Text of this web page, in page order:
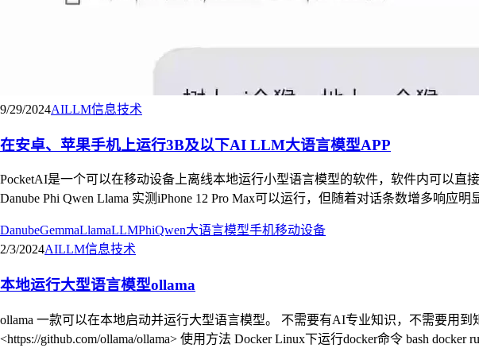
9/29/2024AILLM信息技术
在安卓、苹果手机上运行3B及以下AI LLM大语言模型APP
PocketAI是一个可以在移动设备上离线本地运行小型语言模型的软件，软件内可以直
Danube Phi Qwen Llama 实测iPhone 12 Pro Max可以运行，但随着对话条数增多响
DanubeGemmaLlamaLLMPhiQwen大语言模型手机移动设备
2/3/2024AILLM信息技术
本地运行大型语言模型ollama
ollama 一款可以在本地启动并运行大型语言模型。 不需要有AI专业知识，不需要用
<https://github.com/ollama/ollama> 使用方法 Docker Linux下运行docker命令 bash docker